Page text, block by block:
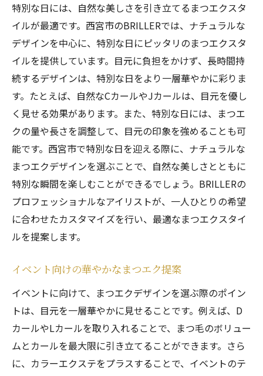
特別な日には、自然な美しさを引き立てるまつエクスタ
イルが最適です。西宮市のBRILLERでは、ナチュラルな
デザインを中心に、特別な日にピッタリのまつエクスタ
イルを提供しています。目元に負担をかけず、長時間持
続するデザインは、特別な日をより一層華やかに彩りま
す。たとえば、自然なCカールやJカールは、目元を優し
く見せる効果があります。また、特別な日には、まつエ
クの量や長さを調整して、目元の印象を強めることも可
能です。西宮市で特別な日を迎える際に、ナチュラルな
まつエクデザインを選ぶことで、自然な美しさとともに
特別な瞬間を楽しむことができるでしょう。BRILLERの
プロフェッショナルなアイリストが、一人ひとりの希望
に合わせたカスタマイズを行い、最適なまつエクスタイ
ルを提案します。
イベント向けの華やかなまつエク提案
イベントに向けて、まつエクデザインを選ぶ際のポイン
トは、目元を一層華やかに見せることです。例えば、D
カールやLカールを取り入れることで、まつ毛のボリュー
ムとカールを最大限に引き立てることができます。さら
に、カラーエクステをプラスすることで、イベントのテ